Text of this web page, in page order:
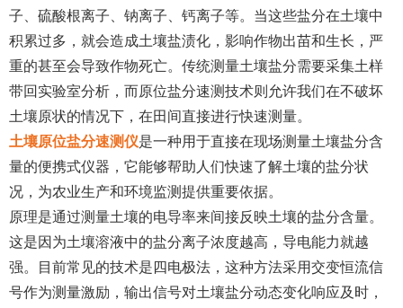
子、硫酸根离子、钠离子、钙离子等。当这些盐分在土壤中
积累过多，就会造成土壤盐渍化，影响作物出苗和生长，严
重的甚至会导致作物死亡。传统测量土壤盐分需要采集土样
带回实验室分析，而原位盐分速测技术则允许我们在不破坏
土壤原状的情况下，在田间直接进行快速测量。
土壤原位盐分速测仪是一种用于直接在现场测量土壤盐分含
量的便携式仪器，它能够帮助人们快速了解土壤的盐分状
况，为农业生产和环境监测提供重要依据。
原理是通过测量土壤的电导率来间接反映土壤的盐分含量。
这是因为土壤溶液中的盐分离子浓度越高，导电能力就越
强。目前常见的技术是四电极法，这种方法采用交变恒流信
号作为测量激励，输出信号对土壤盐分动态变化响应及时，